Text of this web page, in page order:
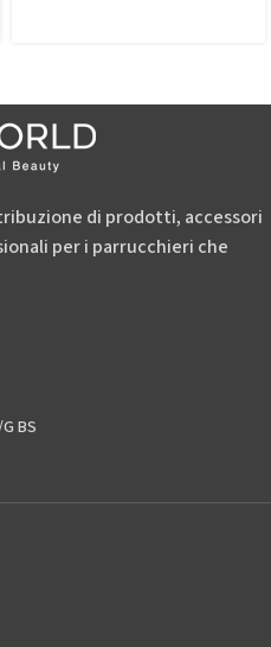
di prodotti, accessori
per i parrucchieri che
BS